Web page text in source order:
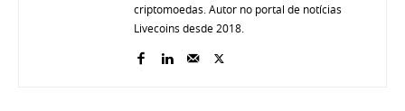
criptomoedas. Autor no portal de notícias
Livecoins desde 2018.